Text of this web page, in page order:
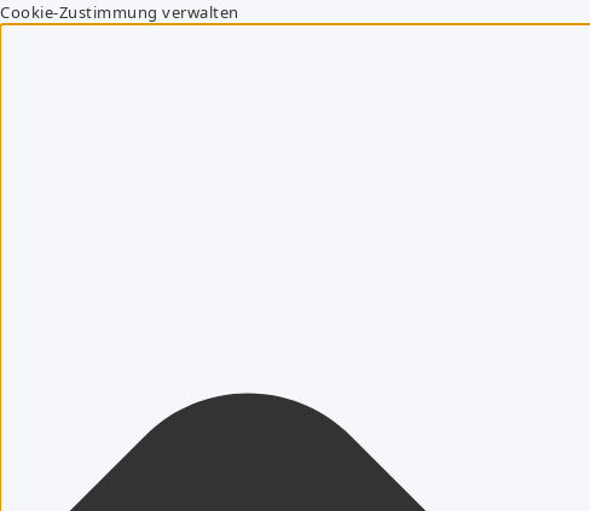
Cookie-Zustimmung verwalten